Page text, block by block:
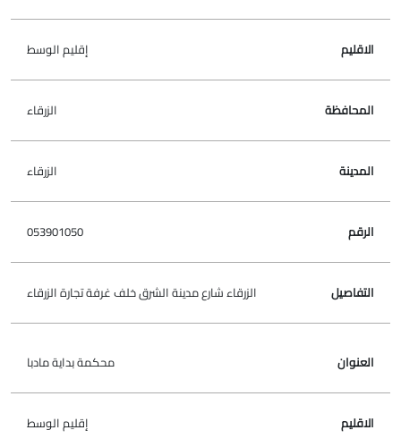
إقليم الوسط
الزرقاء
الزرقاء
053901050
الزرقاء شارع مدينة الشرق خلف غرفة تجارة الزرقاء
محكمة بداية مادبا
إقليم الوسط